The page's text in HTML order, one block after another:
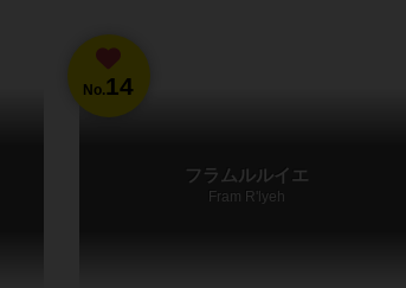
No.14
フラムルルイエ
Fram R'lyeh